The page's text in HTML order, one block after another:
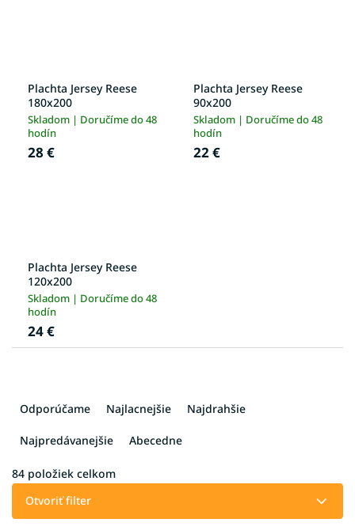
Plachta Jersey Reese
180x200
Skladom | Doručíme do 48
hodín
28 €
Plachta Jersey Reese
90x200
Skladom | Doručíme do 48
hodín
22 €
Plachta Jersey Reese
120x200
Skladom | Doručíme do 48
hodín
24 €
a
i
Odporúčame Najlacnejšie Najdrahšie
Najpredávanejšie Abecedne
84 položiek celkom
Otvoriť filter